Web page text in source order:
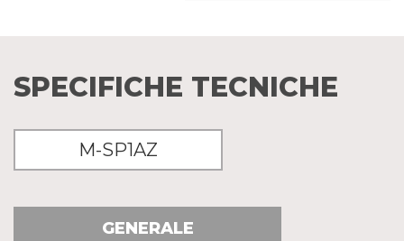
SPECIFICHE TECNICHE
M-SP1AZ
GENERALE